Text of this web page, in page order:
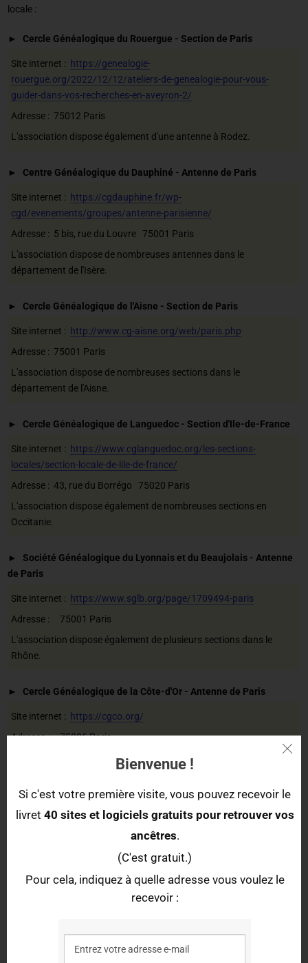
locale :
Cercle Généalogique du Rouergue - Section de Paris
Site internet : https://genealogie-
rouergue.org/2022/12/12/ateliers-de-genealogie-pour-vous-
guider-dans-vos-recherches-en-aveyron-2/
Adresse : 75012 Paris
L'association dispose également d'une antenne à Rodez.
Centre Généalogique du Dauphiné - Antenne de Paris
Site internet : https://cgdauphine.fr/wp-
cgd/evenements/groupes/antenne-parisienne/
Adresse : 5 bis, rue du Louvre 75001 Paris
L'association dispose de nombreuses antennes dans le
département de l'Isère.
Cercle Généalogique de l'Aisne - Section de Paris
Site internet : http://www.cg-aisne.org/web/paris.php
Adresse : 75001 Paris
L'association dispose de nombreuses sections dans le
département de l'Aisne.
Cercle Généalogique de Languedoc - Section d'Ile-de-France
Site internet : https://www.cglanguedoc.org/les-sections-
locales/section-locale-de-lile-de-france/
Adresse : 43, rue du Borrégo 75020 Paris
L'association dispose également de nombreuses sections en
Occitanie.
Société Généalogique du Lyonnais et du Beaujolais - Antenne
de Paris
Site internet : https://www.sglb.org/page/1709494-paris
Adresse : 75001 Paris
L'association dispose également de plusieurs sections dans le
Rhône.
Cercle Généalogique de la Côte-d'Or - Antenne de Paris
Site internet : https://cgco.org/
Adresse : 75006 Paris
L'association dispose également d'antennes à : Beaune (21200),
Bligny-sur-Ouche (21360) et Dijon (21000).
Cercle Généalogique et Héraldique de l'Auvergne et du Velay -
https://www.cghav.org/
L'association dispose également d'une antenne à Clermont-Ferrand
Pour retrouver une association dans les départements limitrophes,
Bienvenue !
Si c'est votre première visite, vous pouvez recevoir le
livret 40 sites et logiciels gratuits pour retrouver vos
ancêtres.
(C'est gratuit.)
Pour cela, indiquez à quelle adresse vous voulez le
recevoir :